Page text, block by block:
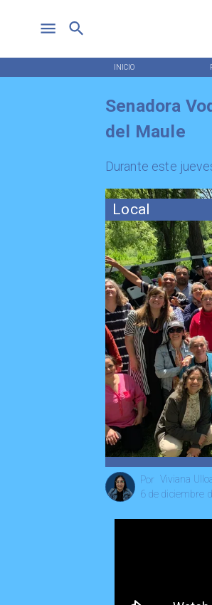
INICIO
Local
Viviana
Por
6 de diciembre
Senadora
del Maule
​Durante este